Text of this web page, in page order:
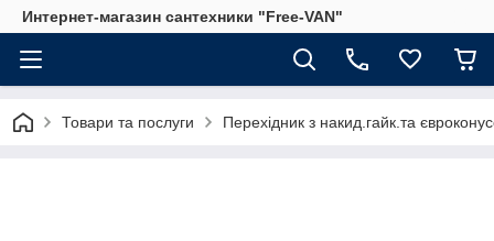
Интернет-магазин сантехники "Free-VAN"
Товари та послуги Перехідник з накид.гайк.та